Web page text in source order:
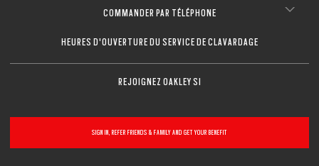
COMMANDER PAR TÉLÉPHONE
HEURES D'OUVERTURE DU SERVICE DE CLAVARDAGE
REJOIGNEZ OAKLEY SI
SIGN IN, REFER FRIENDS & FAMILY AND GET YOUR BENEFIT